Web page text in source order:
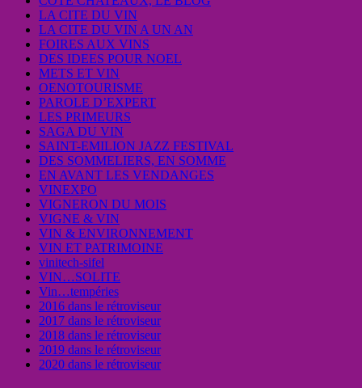
LA CITE DU VIN
LA CITE DU VIN A UN AN
FOIRES AUX VINS
DES IDEES POUR NOEL
METS ET VIN
OENOTOURISME
PAROLE D’EXPERT
LES PRIMEURS
SAGA DU VIN
SAINT-EMILION JAZZ FESTIVAL
DES SOMMELIERS, EN SOMME
EN AVANT LES VENDANGES
VINEXPO
VIGNERON DU MOIS
VIGNE & VIN
VIN & ENVIRONNEMENT
VIN ET PATRIMOINE
vinitech-sifel
VIN…SOLITE
Vin…tempéries
2016 dans le rétroviseur
2017 dans le rétroviseur
2018 dans le rétroviseur
2019 dans le rétroviseur
2020 dans le rétroviseur